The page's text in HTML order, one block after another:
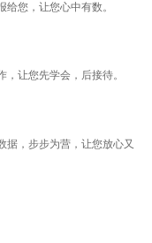
您，让您心中有数。
让您先学会，后接待。
据，步步为营，让您放心又